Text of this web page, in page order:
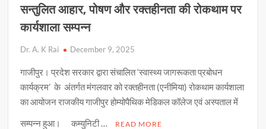
सन्तुलित आहार, पोषण और रक्तहीनता की रोकथाम पर
कार्यशाला सम्पन्न
Dr. A. K Rai December 9, 2025
गाजीपुर। प्रदेश सरकार द्वारा संचालित ‘स्वास्थ्य जागरूकता प्रबोधन
कार्यक्रम’ के अंतर्गत मंगलवार को रक्तहीनता (एनीमिया) रोकथाम कार्यशाला
का आयोजन राजकीय गाजीपुर होम्योपैथिक मेडिकल कॉलेज एवं अस्पताल में
सम्पन्न हुआ। कम्युनिटी …
READ MORE